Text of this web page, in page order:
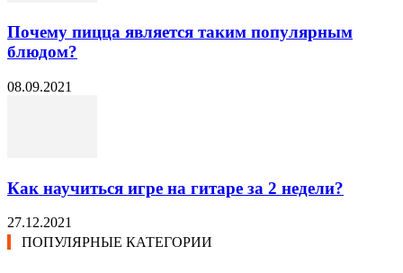
Почему пицца является таким популярным
блюдом?
08.09.2021
Как научиться игре на гитаре за 2 недели?
27.12.2021
ПОПУЛЯРНЫЕ КАТЕГОРИИ